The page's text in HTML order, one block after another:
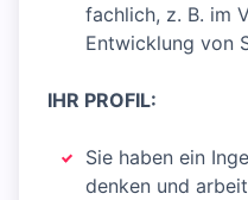
fachlich, z. B. im
Entwicklung von
IHR PROFIL:
Sie haben ein
denken und